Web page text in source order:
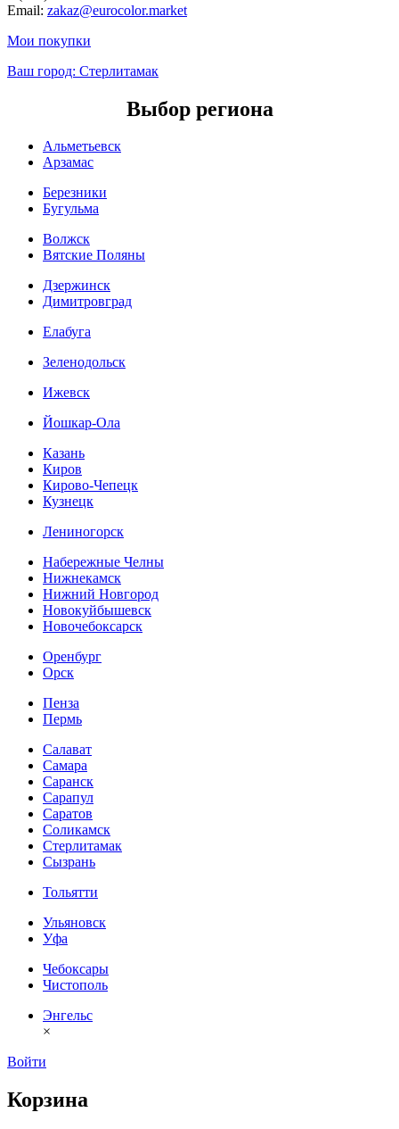
Email: zakaz@eurocolor.market
Мои покупки
Ваш город: Стерлитамак
Выбор региона
Альметьевск
Арзамас
Березники
Бугульма
Волжск
Вятские Поляны
Дзержинск
Димитровград
Елабуга
Зеленодольск
Ижевск
Йошкар-Ола
Казань
Киров
Кирово-Чепецк
Кузнецк
Лениногорск
Набережные Челны
Нижнекамск
Нижний Новгород
Новокуйбышевск
Новочебоксарск
Оренбург
Орск
Пенза
Пермь
Салават
Самара
Саранск
Сарапул
Саратов
Соликамск
Стерлитамак
Сызрань
Тольятти
Ульяновск
Уфа
Чебоксары
Чистополь
Энгельс
×
Войти
Корзина